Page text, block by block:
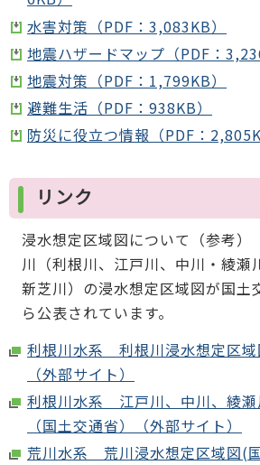
水害対策（PDF：3,083KB）
地震ハザードマップ（PDF：
地震対策（PDF：1,799KB）
避難生活（PDF：938KB）
防災に役立つ情報（PDF：
リンク
浸水想定区域図について（参考
川（利根川、江戸川、中川・綾瀬
新芝川）の浸水想定区域図が国土
ら公表されています。
利根川水系 利根川浸水想定区域
（外部サイト）
利根川水系 江戸川、中川、綾瀬
（国土交通省）（外部サイト）
荒川水系 荒川浸水想定区域図(